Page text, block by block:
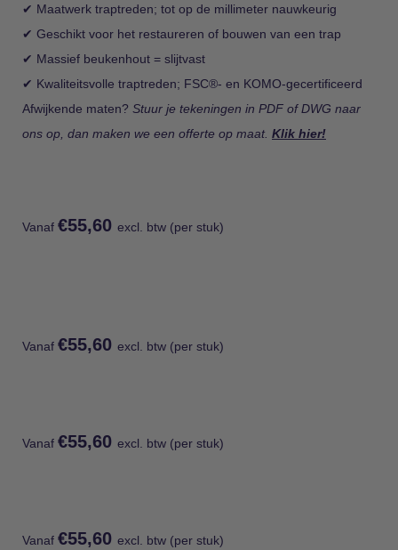
✔ Maatwerk traptreden; tot op de millimeter nauwkeurig
✔ Geschikt voor het restaureren of bouwen van een trap
✔ Massief beukenhout = slijtvast
✔ Kwaliteitsvolle traptreden; FSC®- en KOMO-gecertificeerd
Afwijkende maten? Stuur je tekeningen in PDF of DWG naar
ons op, dan maken we een offerte op maat. Klik hier!
Vanaf €55,60 excl. btw (per stuk)
Vanaf €55,60 excl. btw (per stuk)
Vanaf €55,60 excl. btw (per stuk)
Vanaf €55,60 excl. btw (per stuk)